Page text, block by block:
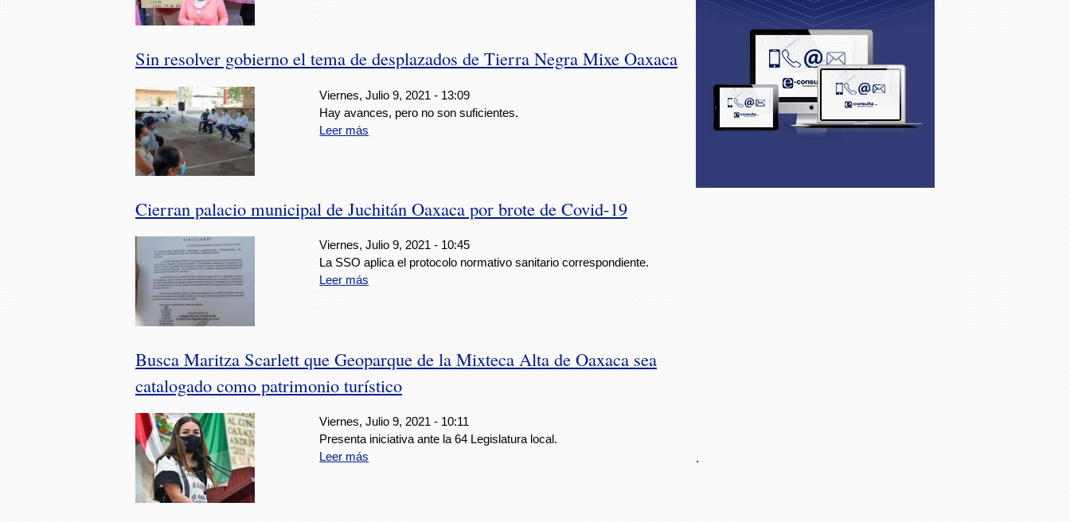
Sin resolver gobierno el tema de desplazados de Tierra Negra Mixe Oaxaca
Viernes, Julio 9, 2021 - 13:09
Hay avances, pero no son suficientes.
Leer más
Cierran palacio municipal de Juchitán Oaxaca por brote de Covid-19
Viernes, Julio 9, 2021 - 10:45
La SSO aplica el protocolo normativo sanitario correspondiente.
Leer más
Busca Maritza Scarlett que Geoparque de la Mixteca Alta de Oaxaca sea
catalogado como patrimonio turístico
Viernes, Julio 9, 2021 - 10:11
Presenta iniciativa ante la 64 Legislatura local.
Leer más
.